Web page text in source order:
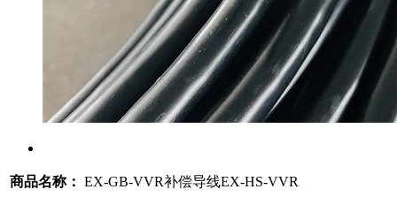
商品名称： EX-GB-VVR补偿导线EX-HS-VVR